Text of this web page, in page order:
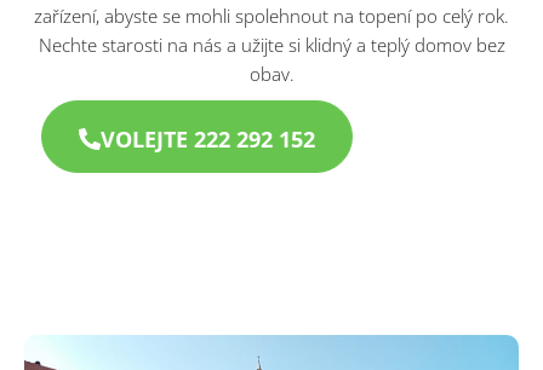
zařízení, abyste se mohli spolehnout na topení po celý rok.
Nechte starosti na nás a užijte si klidný a teplý domov bez
obav.
VOLEJTE 222 292 152